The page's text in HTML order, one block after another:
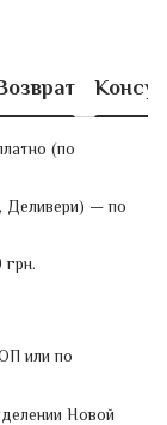
(по
Деливери) — по
или по
Новой